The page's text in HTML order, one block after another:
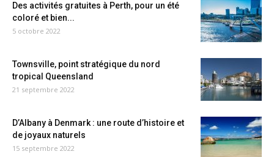
Des activités gratuites à Perth, pour un été
coloré et bien...
5 octobre 2022
Townsville, point stratégique du nord
tropical Queensland
21 septembre 2022
D’Albany à Denmark : une route d’histoire et
de joyaux naturels
15 septembre 2022